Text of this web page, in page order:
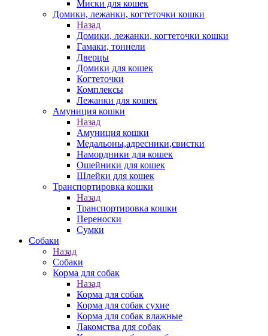
Миски для кошек
Домики, лежанки, когтеточки кошки
Назад
Домики, лежанки, когтеточки кошки
Гамаки, тоннели
Дверцы
Домики для кошек
Когтеточки
Комплексы
Лежанки для кошек
Амуниция кошки
Назад
Амуниция кошки
Медальоны,адресники,свистки
Намордники для кошек
Ошейники для кошек
Шлейки для кошек
Транспортировка кошки
Назад
Транспортировка кошки
Переноски
Сумки
Собаки
Назад
Собаки
Корма для собак
Назад
Корма для собак
Корма для собак сухие
Корма для собак влажные
Лакомства для собак